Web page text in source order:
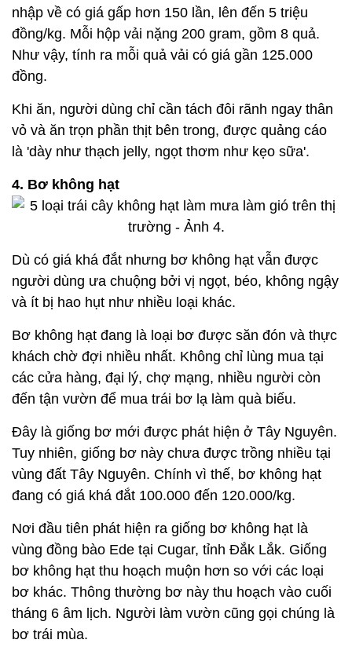
nhập về có giá gấp hơn 150 lần, lên đến 5 triệu
đồng/kg. Mỗi hộp vải nặng 200 gram, gồm 8 quả.
Như vậy, tính ra mỗi quả vải có giá gần 125.000
đồng.
Khi ăn, người dùng chỉ cần tách đôi rãnh ngay thân
vỏ và ăn trọn phần thịt bên trong, được quảng cáo
là 'dày như thạch jelly, ngọt thơm như kẹo sữa'.
4. Bơ không hạt
Dù có giá khá đắt nhưng bơ không hạt vẫn được
người dùng ưa chuộng bởi vị ngọt, béo, không ngậy
và ít bị hao hụt như nhiều loại khác.
Bơ không hạt đang là loại bơ được săn đón và thực
khách chờ đợi nhiều nhất. Không chỉ lùng mua tại
các cửa hàng, đại lý, chợ mạng, nhiều người còn
đến tận vườn để mua trái bơ lạ làm quà biếu.
Đây là giống bơ mới được phát hiện ở Tây Nguyên.
Tuy nhiên, giống bơ này chưa được trồng nhiều tại
vùng đất Tây Nguyên. Chính vì thế, bơ không hạt
đang có giá khá đắt 100.000 đến 120.000/kg.
Nơi đầu tiên phát hiện ra giống bơ không hạt là
vùng đồng bào Ede tại Cugar, tỉnh Đắk Lắk. Giống
bơ không hạt thu hoạch muộn hơn so với các loại
bơ khác. Thông thường bơ này thu hoạch vào cuối
tháng 6 âm lịch. Người làm vườn cũng gọi chúng là
bơ trái mùa.